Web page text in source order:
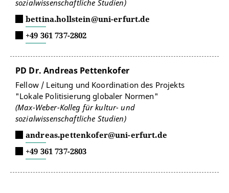
sozialwissenschaftliche Studien)
bettina.hollstein@uni-erfurt.de
+49 361 737-2802
PD Dr. Andreas Pettenkofer
Fellow / Leitung und Koordination des Projekts
"Lokale Politisierung globaler Normen"
(Max-Weber-Kolleg für kultur- und
sozialwissenschaftliche Studien)
andreas.pettenkofer@uni-erfurt.de
+49 361 737-2803